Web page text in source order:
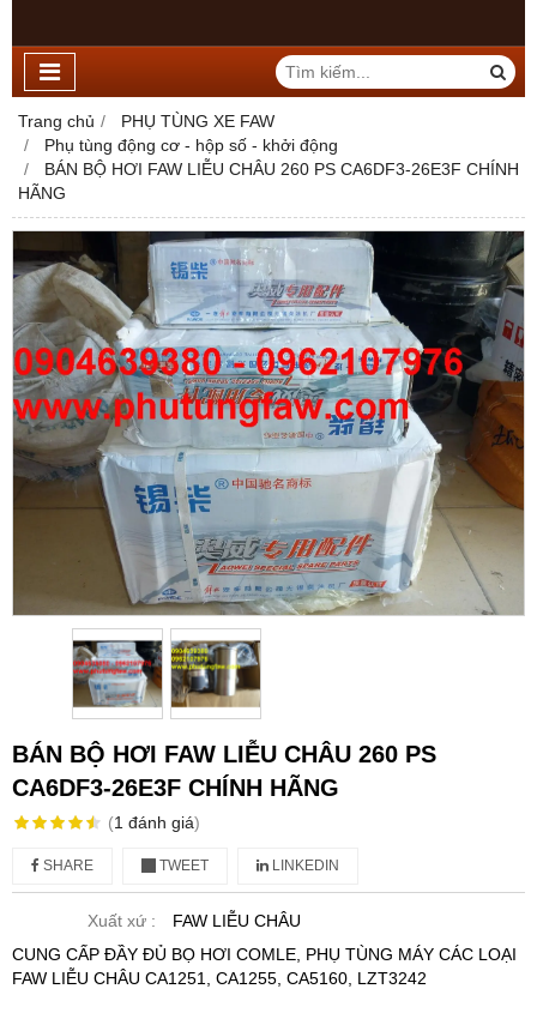
Trang chủ
PHỤ TÙNG XE FAW
Phụ tùng động cơ - hộp số - khởi động
BÁN BỘ HƠI FAW LIỄU CHÂU 260 PS CA6DF3-26E3F CHÍNH
HÃNG
BÁN BỘ HƠI FAW LIỄU CHÂU 260 PS
CA6DF3-26E3F CHÍNH HÃNG
(1 đánh giá)
SHARE TWEET LINKEDIN
Xuất xứ :
FAW LIỄU CHÂU
CUNG CẤP ĐẦY ĐỦ BỌ HƠI COMLE, PHỤ TÙNG MÁY CÁC LOẠI
FAW LIỄU CHÂU CA1251, CA1255, CA5160, LZT3242